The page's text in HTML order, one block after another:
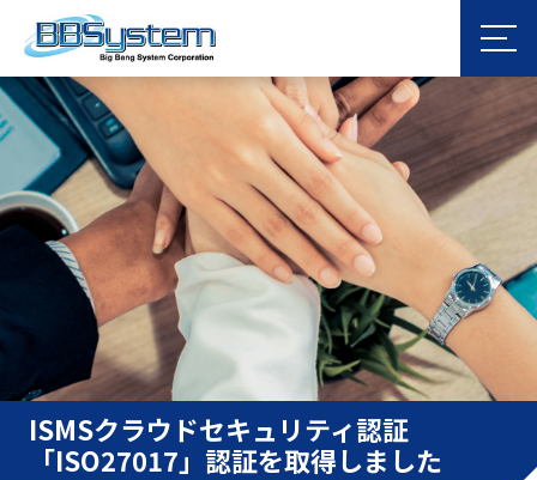
ISMSクラウドセキュリティ認証
「ISO27017」認証を取得しました